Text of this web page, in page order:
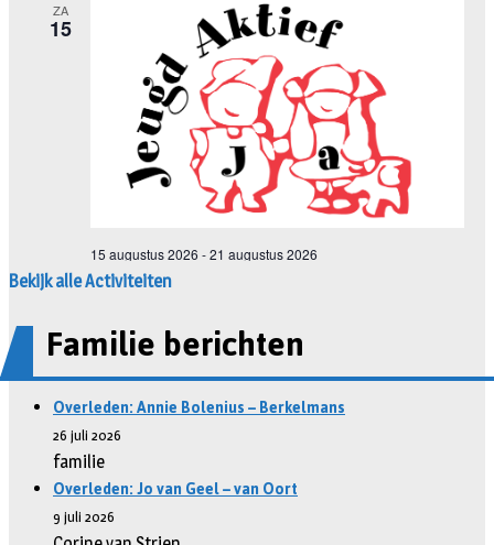
Bekijk alle Activiteiten
Familie berichten
Overleden: Annie Bolenius – Berkelmans
26 juli 2026
familie
Overleden: Jo van Geel – van Oort
9 juli 2026